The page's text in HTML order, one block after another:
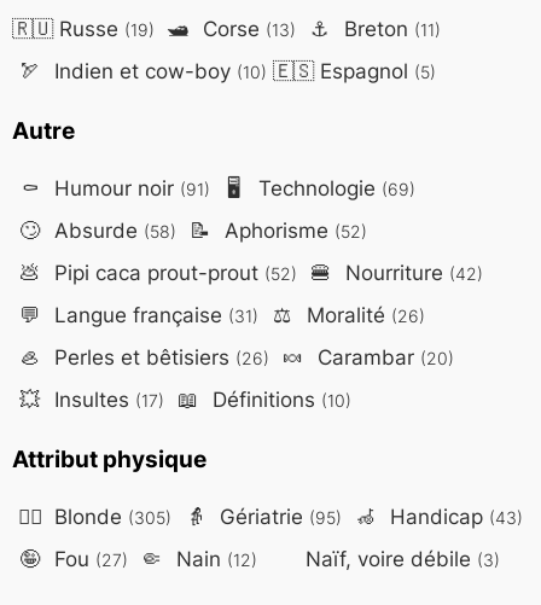
🇷🇺Russe (19) 🛥️ Corse (13) ⚓ Breton (11)
🏹 Indien et cow-boy (10) 🇪🇸Espagnol (5)
Autre
⚰️ Humour noir (91) 🖥️ Technologie (69)
🙄 Absurde (58) 📝 Aphorisme (52)
💩 Pipi caca prout-prout (52) 🍔 Nourriture (42)
💬 Langue française (31) ⚖️ Moralité (26)
🦪 Perles et bêtisiers (26) 🍬 Carambar (20)
💥 Insultes (17) 📖 Définitions (10)
Attribut physique
👱‍♀️ Blonde (305) 👵 Gériatrie (95) 🦽 Handicap (43)
🤪 Fou (27) 🤏 Nain (12) Naïf, voire débile (3)